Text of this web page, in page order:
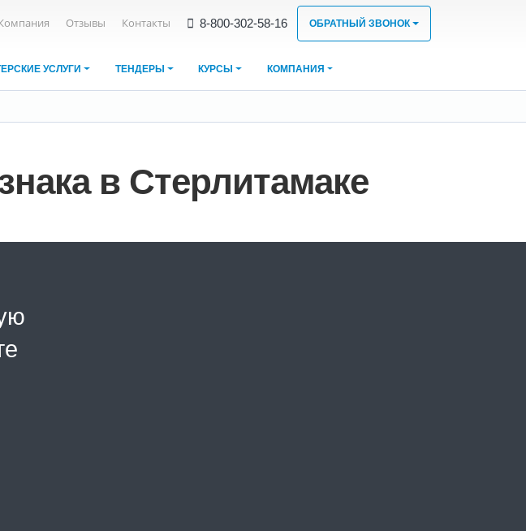
Компания Отзывы Контакты 8‑800‑302‑58‑16 ОБРАТНЫЙ ЗВОНОК
УСЛУГИ ТЕНДЕРЫ КУРСЫ КОМПАНИЯ
в Стерлитамаке